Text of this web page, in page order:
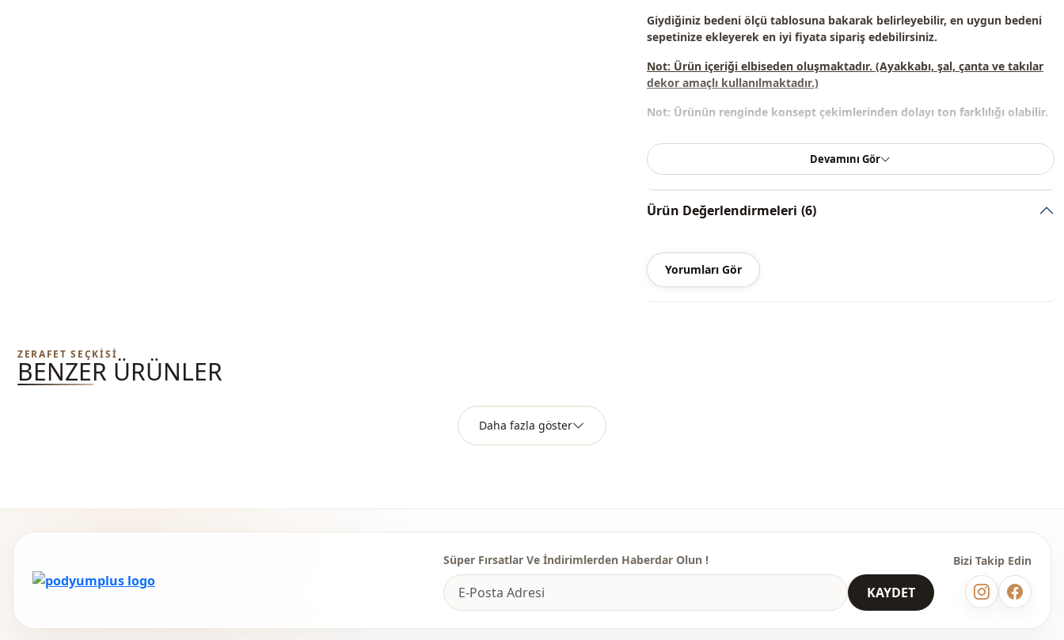
Giydiğiniz bedeni ölçü tablosuna bakarak belirleyebilir, en uygun bedeni
sepetinize ekleyerek en iyi fiyata sipariş edebilirsiniz.
Not: Ürün içeriği elbiseden oluşmaktadır. (Ayakkabı, şal, çanta ve takılar
dekor amaçlı kullanılmaktadır.)
Not: Ürünün renginde konsept çekimlerinden dolayı ton farklılığı olabilir.
Yıkama: 30 derecede yıkayınız.
%90 Pamuk , %10 Polyester
Yaka Hakim yaka
Kumaş
Kumaş Pamuk
Kalinlik
Devamını Gör
Ürün Değerlendirmeleri (6)
Yorumları Gör
ZERAFET SEÇKISI
BENZER ÜRÜNLER
Daha fazla göster
Süper Fırsatlar Ve İndirimlerden Haberdar Olun !
KAYDET
Bizi Takip Edin